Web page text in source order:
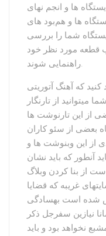
ها و انجم نهای
ها و هم‌بود های
شما را بررسی
قطعه مورد نظر خود
راهنمایی شوند.
که آهنگ آتوریتی
میتوانید از تارنگار
از این تارنوشت ها
۱۰۰ هستند آنگاه بعضی از سئو کاران
از این وبنوشت ها و
آنطور که باید نشان
از بنا کردن وبلاگ
غریبه که قضایا
شده است بهسادگی
نیازین سفرجل ذکر
نخواهد بود و باید